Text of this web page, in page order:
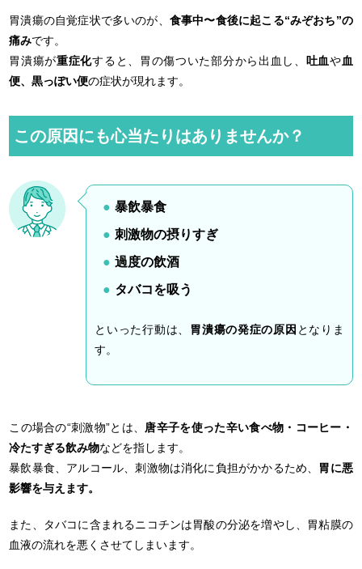
胃潰瘍の自覚症状で多いのが、 食事中〜食後に起こる“みぞおち”の
痛みです。
胃潰瘍が重症化すると、胃の傷ついた部分から出血し、 吐血や血
便、黒っぽい便の症状が現れます。
この原因にも心当たりはありませんか？
暴飲暴食
刺激物の摂りすぎ
過度の飲酒
タバコを吸う
といった行動は、 胃潰瘍の発症の原因 となりま
す。
この場合の“刺激物”とは、 唐辛子を使った辛い食べ物・コーヒー・
冷たすぎる飲み物などを指します。
暴飲暴食、アルコール、刺激物は消化に負担がかかるため、 胃に悪
影響を与えます。
また、タバコに含まれるニコチンは胃酸の分泌を増やし、胃粘膜の
血液の流れを悪くさせてしまいます。